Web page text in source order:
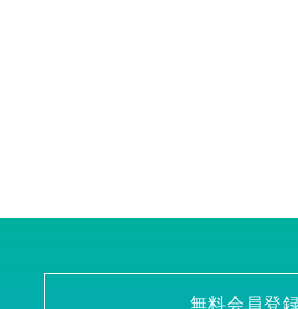
無料会員登